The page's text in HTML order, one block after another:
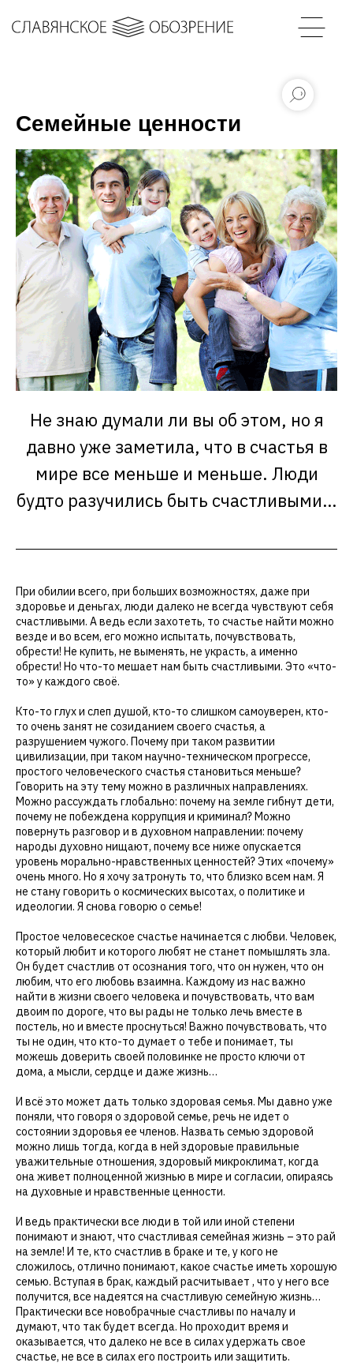
Семейные ценности
Не знаю думали ли вы об этом, но я
давно уже заметила, что в счастья в
мире все меньше и меньше. Люди
будто разучились быть счастливыми…
При обилии всего, при больших возможностях, даже при
здоровье и деньгах, люди далеко не всегда чувствуют себя
счастливыми. А ведь если захотеть, то счастье найти можно
везде и во всем, его можно испытать, почувствовать,
обрести! Не купить, не выменять, не украсть, а именно
обрести! Но что-то мешает нам быть счастливыми. Это «что-
то» у каждого своё.
Кто-то глух и слеп душой, кто-то слишком самоуверен, кто-
то очень занят не созиданием своего счастья, а
разрушением чужого. Почему при таком развитии
цивилизации, при таком научно-техническом прогрессе,
простого человеческого счастья становиться меньше?
Говорить на эту тему можно в различных направлениях.
Можно рассуждать глобально: почему на земле гибнут дети,
почему не побеждена коррупция и криминал? Можно
повернуть разговор и в духовном направлении: почему
народы духовно нищают, почему все ниже опускается
уровень морально-нравственных ценностей? Этих «почему»
очень много. Но я хочу затронуть то, что близко всем нам. Я
не стану говорить о космических высотах, о политике и
идеологии. Я снова говорю о семье!
Простое человесеское счастье начинается с любви. Человек,
который любит и которого любят не станет помышлять зла.
Он будет счастлив от осознания того, что он нужен, что он
любим, что его любовь взаимна. Каждому из нас важно
найти в жизни своего человека и почувствовать, что вам
двоим по дороге, что вы рады не только лечь вместе в
постель, но и вместе проснуться! Важно почувствовать, что
ты не один, что кто-то думает о тебе и понимает, ты
можешь доверить своей половинке не просто ключи от
дома, а мысли, сердце и даже жизнь…
И всё это может дать только здоровая семья. Мы давно уже
поняли, что говоря о здоровой семье, речь не идет о
состоянии здоровья ее членов. Назвать семью здоровой
можно лишь тогда, когда в ней здоровые правильные
уважительные отношения, здоровый микроклимат, когда
она живет полноценной жизнью в мире и согласии, опираясь
на духовные и нравственные ценности.
И ведь практически все люди в той или иной степени
понимают и знают, что счастливая семейная жизнь – это рай
на земле! И те, кто счастлив в браке и те, у кого не
сложилось, отлично понимают, какое счастье иметь хорошую
семью. Вступая в брак, каждый расчитывает , что у него все
получится, все надеятся на счастливую семейную жизнь…
Практически все новобрачные счастливы по началу и
думают, что так будет всегда. Но проходит время и
оказывается, что далеко не все в силах удержать свое
счастье, не все в силах его построить или защитить.